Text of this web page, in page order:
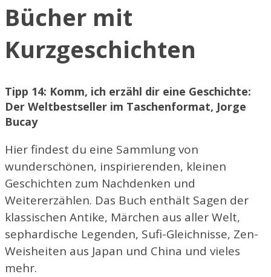
Bücher mit
Kurzgeschichten
Tipp 14: Komm, ich erzähl dir eine Geschichte:
Der Weltbestseller im Taschenformat, Jorge
Bucay
Hier findest du eine Sammlung von
wunderschönen, inspirierenden, kleinen
Geschichten zum Nachdenken und
Weitererzählen. Das Buch enthält Sagen der
klassischen Antike, Märchen aus aller Welt,
sephardische Legenden, Sufi-Gleichnisse, Zen-
Weisheiten aus Japan und China und vieles
mehr.